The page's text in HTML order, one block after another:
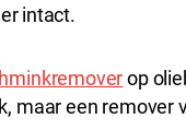
intact.
op
maar een